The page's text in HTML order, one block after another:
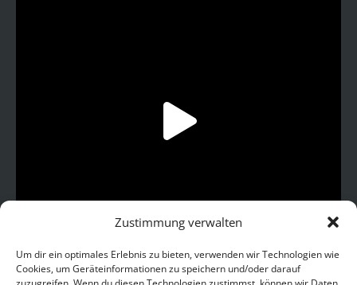
Zustimmung verwalten
Um dir ein optimales Erlebnis zu bieten, verwenden wir Technologien wie
Cookies, um Geräteinformationen zu speichern und/oder darauf